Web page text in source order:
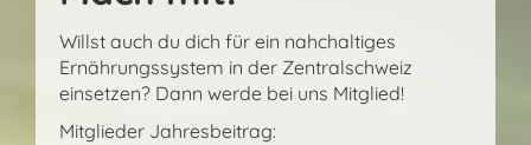
Willst auch du dich für ein nahchaltiges
Ernährungssystem in der Zentralschweiz
einsetzen? Dann werde bei uns Mitglied!
Mitglieder Jahresbeitrag: